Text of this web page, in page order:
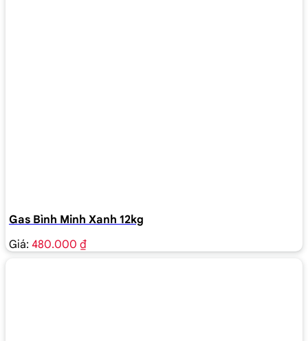
Gas Bình Minh Xanh 12kg
Giá: 480.000 ₫